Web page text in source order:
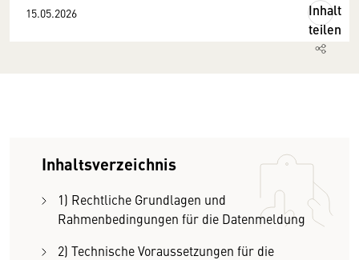
15.05.2026
Inhalt
teilen
Inhaltsverzeichnis
1) Rechtliche Grundlagen und
Rahmenbedingungen für die Datenmeldung
2) Technische Voraussetzungen für die